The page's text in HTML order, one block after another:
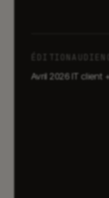
ÉDITION
Avril 2026 IT client